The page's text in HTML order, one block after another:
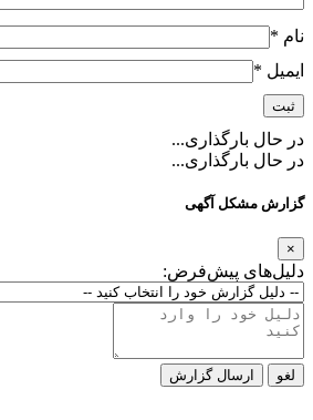
نام *
ایمیل *
در حال بارگذاری...
در حال بارگذاری...
گزارش مشکل آگهی
×
دلیل‌های پیش‌فرض:
لغو ارسال گزارش